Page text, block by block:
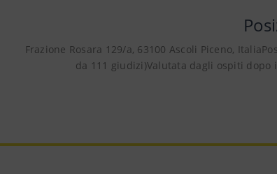
Frazione Rosara 129/a, 63100 Ascoli Piceno,
da 111 giudizi)Valutata dagli ospiti dopo